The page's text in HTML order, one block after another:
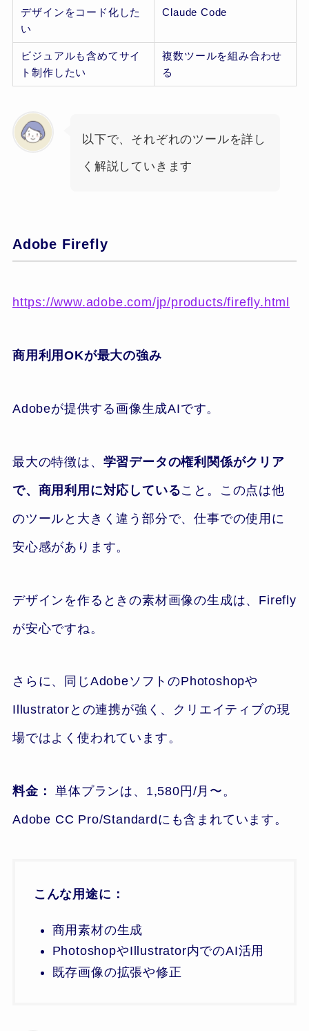
デザインをコード化した
い
Claude Code
ビジュアルも含めてサイ
ト制作したい
複数ツールを組み合わせ
る
以下で、それぞれのツールを詳し
く解説していきます
Adobe Firefly
https://www.adobe.com/jp/products/firefly.html
商用利用OKが最大の強み
Adobeが提供する画像生成AIです。
最大の特徴は、 学習データの権利関係がクリア
で、商用利用に対応していること。この点は他
のツールと大きく違う部分で、仕事での使用に
安心感があります。
デザインを作るときの素材画像の生成は、Firefly
が安心ですね。
さらに、同じAdobeソフトのPhotoshopや
Illustratorとの連携が強く、クリエイティブの現
場ではよく使われています。
料金： 単体プランは、1,580円/月〜。
Adobe CC Pro/Standardにも含まれています。
こんな用途に：
商用素材の生成
PhotoshopやIllustrator内でのAI活用
既存画像の拡張や修正